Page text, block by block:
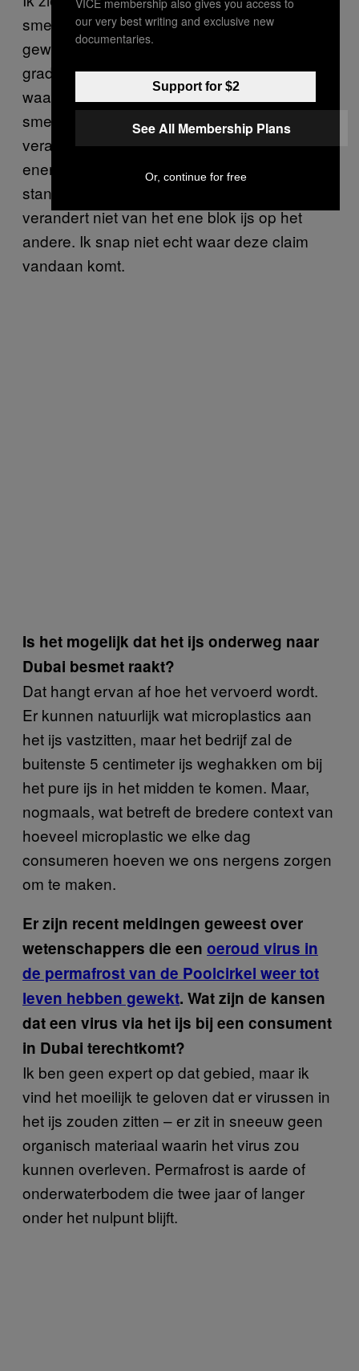
smelten. Ik bedoel, fysiek gezien is ijs
gewoon ijs. Al het zoetwaterijs smelt bij nul
graden Celsius dus ik zie geen enkele reden
waarom dit ijs op een andere manier zou
smelten dan kraanwaterijs. Om ijs in water te
veranderen heb je een bepaalde hoeveelheid
energie nodig, en die hoeveelheid is een
standaardeigenschap van water – het
verandert niet van het ene blok ijs op het
andere. Ik snap niet echt waar deze claim
vandaan komt.
Is het mogelijk dat het ijs onderweg naar
Dubai besmet raakt?
Dat hangt ervan af hoe het vervoerd wordt.
Er kunnen natuurlijk wat microplastics aan
het ijs vastzitten, maar het bedrijf zal de
buitenste 5 centimeter ijs weghakken om bij
het pure ijs in het midden te komen. Maar,
nogmaals, wat betreft de bredere context van
hoeveel microplastic we elke dag
consumeren hoeven we ons nergens zorgen
om te maken.
Er zijn recent meldingen geweest over
wetenschappers die een oeroud virus in
de permafrost van de Poolcirkel weer tot
leven hebben gewekt. Wat zijn de kansen
dat een virus via het ijs bij een consument
in Dubai terechtkomt?
Ik ben geen expert op dat gebied, maar ik
vind het moeilijk te geloven dat er virussen in
het ijs zouden zitten – er zit in sneeuw geen
organisch materiaal waarin het virus zou
kunnen overleven. Permafrost is aarde of
onderwaterbodem die twee jaar of langer
onder het nulpunt blijft.
our very best writing and exclusive new
documentaries.
Support for $2
See All Membership Plans
Or, continue for free